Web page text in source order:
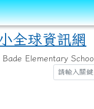
全球資訊網
Bade Elementary School